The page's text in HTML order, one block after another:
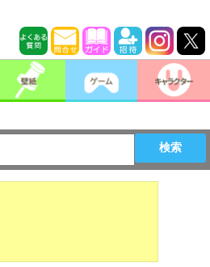
検索